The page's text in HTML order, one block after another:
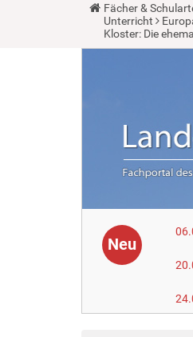
Y
a
Fächer &
Unterricht
Kloster: Die
Neu